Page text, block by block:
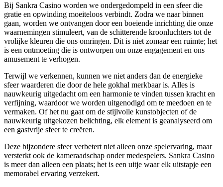
Bij Sankra Casino worden we ondergedompeld in een sfeer die
gratie en opwinding moeiteloos verbindt. Zodra we naar binnen
gaan, worden we ontvangen door een boeiende inrichting die onze
waarnemingen stimuleert, van de schitterende kroonluchters tot de
vrolijke kleuren die ons omringen. Dit is niet zomaar een ruimte; het
is een ontmoeting die is ontworpen om onze engagement en ons
amusement te verhogen.
Terwijl we verkennen, kunnen we niet anders dan de energieke
sfeer waarderen die door de hele gokhal merkbaar is. Alles is
nauwkeurig uitgedacht om een harmonie te vinden tussen kracht en
verfijning, waardoor we worden uitgenodigd om te meedoen en te
vermaken. Of het nu gaat om de stijlvolle kunstobjecten of de
nauwkeurig uitgekozen belichting, elk element is geanalyseerd om
een gastvrije sfeer te creëren.
Deze bijzondere sfeer verbetert niet alleen onze spelervaring, maar
versterkt ook de kameraadschap onder medespelers. Sankra Casino
is meer dan alleen een plaats; het is een uitje waar elk uitstapje een
memorabel ervaring verzekert.